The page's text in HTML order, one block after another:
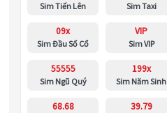
Sim Tiến Lên Sim Taxi
09x
Sim Đầu Số Cổ
VIP
Sim VIP
55555
Sim Ngũ Quý
199x
Sim Năm Sinh
68.68 39.79